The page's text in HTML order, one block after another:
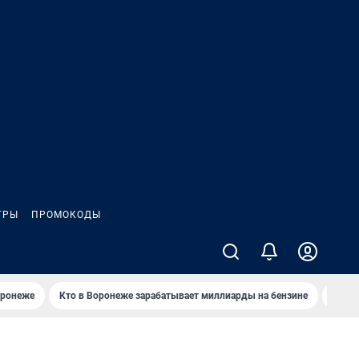
ПРОМОКОДЫ
Кто в Воронеже зарабатывает миллиарды на бензине